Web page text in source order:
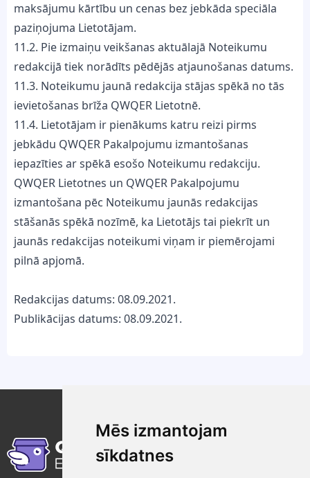
Mēs izmantojam
sīkdatnes
maksājumu kārtību un cenas bez jebkāda speciāla
paziņojuma Lietotājam.
11.2. Pie izmaiņu veikšanas aktuālajā Noteikumu
redakcijā tiek norādīts pēdējās atjaunošanas datums.
11.3. Noteikumu jaunā redakcija stājas spēkā no tās
ievietošanas brīža QWQER Lietotnē.
11.4. Lietotājam ir pienākums katru reizi pirms
jebkādu QWQER Pakalpojumu izmantošanas
iepazīties ar spēkā esošo Noteikumu redakciju.
QWQER Lietotnes un QWQER Pakalpojumu
izmantošana pēc Noteikumu jaunās redakcijas
stāšanās spēkā nozīmē, ka Lietotājs tai piekrīt un
jaunās redakcijas noteikumi viņam ir piemērojami
pilnā apjomā.
Redakcijas datums: 08.09.2021.
Publikācijas datums: 08.09.2021.